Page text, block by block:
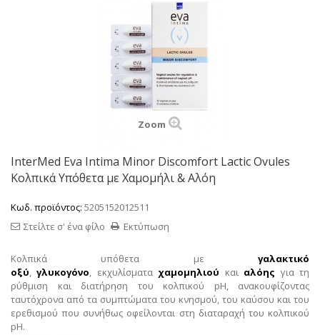
Zoom
InterMed Eva Intima Minor Discomfort Lactic Ovules
Κολπικά Υπόθετα με Χαμομήλι & Αλόη
Κωδ. προϊόντος: 5205152012511
Εκτύπωση
Στείλτε σ' ένα φίλο
Κολπικά υπόθετα με γαλακτικό
οξύ,γλυκογόνο, εκχυλίσματα χαμομηλιού και αλόης για τη
ρύθμιση και διατήρηση του κολπικού pH, ανακουφίζοντας
ταυτόχρονα από τα συμπτώματα του κνησμού, του καύσου και του
ερεθισμού που συνήθως οφείλονται στη διαταραχή του κολπικού
pH.